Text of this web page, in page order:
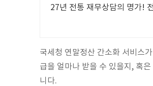
27년 전통 재무상담의 명가!
국세청 연말정산 간소화 서비스
급을 얼마나 받을 수 있을지, 혹
니다.